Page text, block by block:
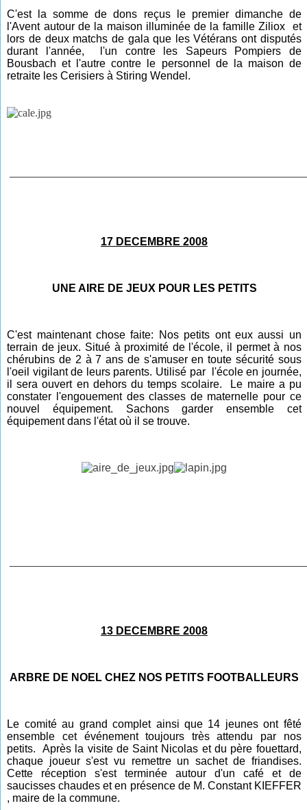
C'est la somme de dons reçus le premier dimanche de
l'Avent autour de la maison illuminée de la famille Ziliox et
lors de deux matchs de gala que les Vétérans ont disputés
durant l'année, l'un contre les Sapeurs Pompiers de
Bousbach et l'autre contre le personnel de la maison de
retraite les Cerisiers à Stiring Wendel.
17 DECEMBRE 2008
UNE AIRE DE JEUX POUR LES PETITS
C'est maintenant chose faite: Nos petits ont eux aussi un
terrain de jeux. Situé à proximité de l'école, il permet à nos
chérubins de 2 à 7 ans de s'amuser en toute sécurité sous
l'oeil vigilant de leurs parents. Utilisé par l'école en journée,
il sera ouvert en dehors du temps scolaire. Le maire a pu
constater l'engouement des classes de maternelle pour ce
nouvel équipement. Sachons garder ensemble cet
équipement dans l'état où il se trouve.
13 DECEMBRE 2008
ARBRE DE NOEL CHEZ NOS PETITS FOOTBALLEURS
Le comité au grand complet ainsi que 14 jeunes ont fêté
ensemble cet événement toujours très attendu par nos
petits. Après la visite de Saint Nicolas et du père fouettard,
chaque joueur s'est vu remettre un sachet de friandises.
Cette réception s'est terminée autour d'un café et de
saucisses chaudes et en présence de M. Constant KIEFFER
, maire de la commune.